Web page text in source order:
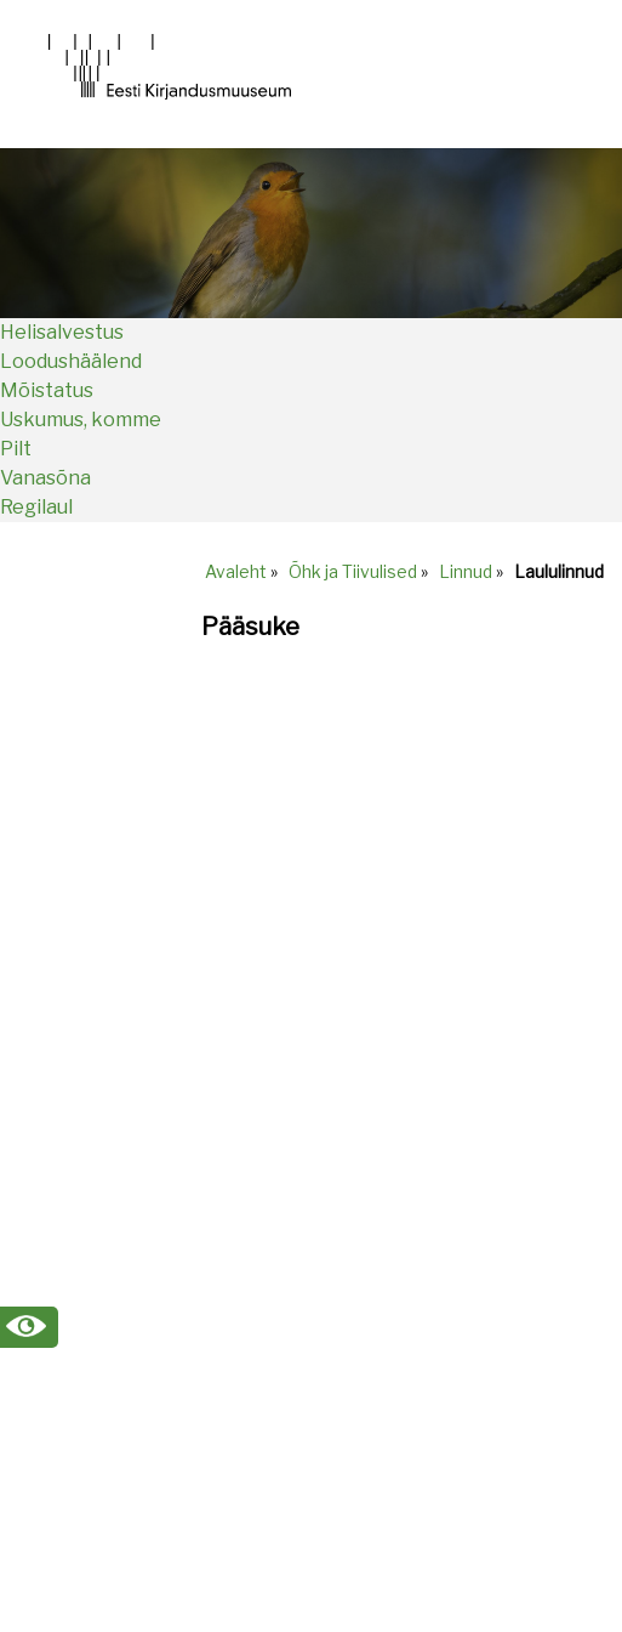
Main
Helisalvestus
Loodushäälend
Mõistatus
Uskumus, komme
Pilt
Vanasõna
Regilaul
Avaleht » Õhk ja Tiivulised » Linnud » Laululinnud
Pääsuke